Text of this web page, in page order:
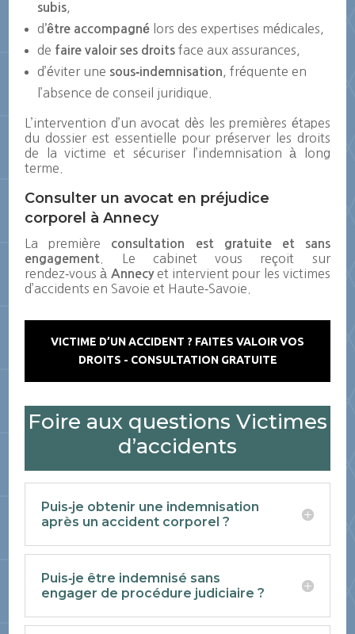
subis,
d ’être accompagné lors des expertises médicales,
de faire valoir ses droits face aux assurances,
d’éviter une sous‑indemnisation , fréquente en
l’absence de conseil juridique.
L’intervention d’un avocat dès les premières étapes
du dossier est essentielle pour préserver les droits
de la victime et sécuriser l’indemnisation à long
terme.
Consulter un avocat en préjudice
corporel à Annecy
La première consultation est gratuite et sans
engagement . Le cabinet vous reçoit sur
rendez‑vous à Annecyet intervient pour les victimes
d’accidents en Savoie et Haute‑Savoie.
VICTIME D’UN ACCIDENT ? FAITES VALOIR VOS
DROITS - CONSULTATION GRATUITE
Foire aux questions Victimes
d’accidents
Puis‑je obtenir une indemnisation
après un accident corporel ?
Puis‑je être indemnisé sans
engager de procédure judiciaire ?